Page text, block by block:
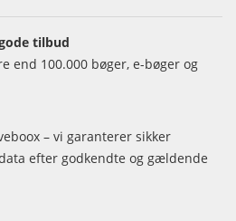
tilbud
end 100.000 bøger, e-bøger og
– vi garanterer sikker
efter godkendte og gældende